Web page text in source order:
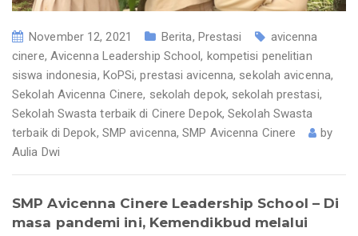
November 12, 2021 Berita, Prestasi
avicenna
cinere, Avicenna Leadership School, kompetisi penelitian
siswa indonesia, KoPSi,prestasi avicenna, sekolah avicenna,
Sekolah Avicenna Cinere, sekolah depok, sekolah prestasi,
Sekolah Swasta terbaik di Cinere Depok,Sekolah Swasta
terbaik di Depok, SMP avicenna,SMP Avicenna Cinere
by
Aulia Dwi
SMP Avicenna Cinere Leadership School – Di
masa pandemi ini, Kemendikbud melalui